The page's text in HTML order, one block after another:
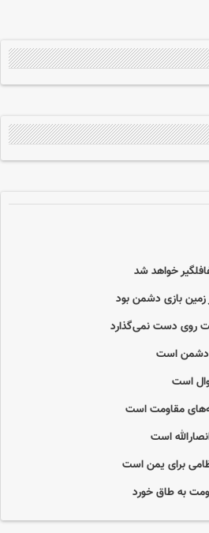
خواهد شد
زمین بازی دشمن بود
روی دست نمی‌گذارد
دشمن است
است
مقاومت است
است
برای یمن است
به طاق خورد